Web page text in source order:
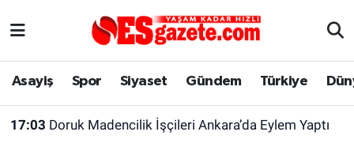
Asayiş Spor Siyaset Gündem Türkiye
17:03 Doruk Madencilik İşçileri Ankara’da Eylem Yaptı
Asayiş
Yaşam
Eskişehir Nöbetçi Eczaneler